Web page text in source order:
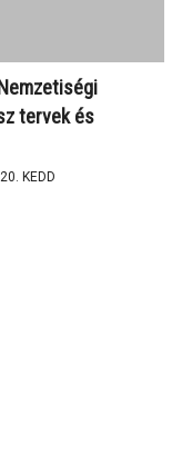
pártszíntéren 2023
a külhoni magyarok
tükrében
tervek és
KEDD